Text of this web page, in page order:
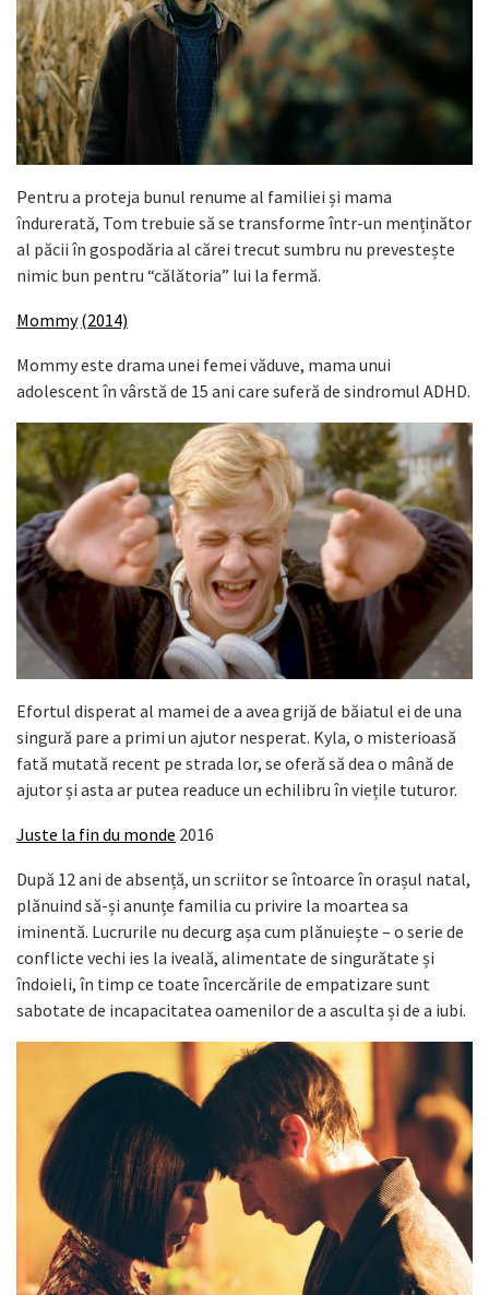
Pentru a proteja bunul renume al familiei și mama
îndurerată, Tom trebuie să se transforme într-un menținător
al păcii în gospodăria al cărei trecut sumbru nu prevestește
nimic bun pentru “călătoria” lui la fermă.
Mommy (2014)
Mommy este drama unei femei văduve, mama unui
adolescent în vârstă de 15 ani care suferă de sindromul ADHD.
Efortul disperat al mamei de a avea grijă de băiatul ei de una
singură pare a primi un ajutor nesperat. Kyla, o misterioasă
fată mutată recent pe strada lor, se oferă să dea o mână de
ajutor și asta ar putea readuce un echilibru în viețile tuturor.
Juste la fin du monde 2016
După 12 ani de absență, un scriitor se întoarce în orașul natal,
plănuind să-și anunțe familia cu privire la moartea sa
iminentă. Lucrurile nu decurg așa cum plănuiește – o serie de
conflicte vechi ies la iveală, alimentate de singurătate și
îndoieli, în timp ce toate încercările de empatizare sunt
sabotate de incapacitatea oamenilor de a asculta și de a iubi.